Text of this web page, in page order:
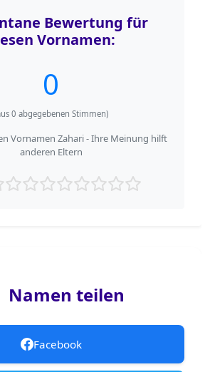
Bewertung für
Vornamen:
0
0 abgegebenen Stimmen)
Vornamen Zahari - Ihre Meinung hilft
anderen Eltern
Namen teilen
Facebook